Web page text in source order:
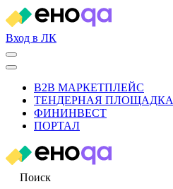
Вход в ЛК
B2B МАРКЕТПЛЕЙС
ТЕНДЕРНАЯ ПЛОЩАДКА
ФИНИНВЕСТ
ПОРТАЛ
Поиск